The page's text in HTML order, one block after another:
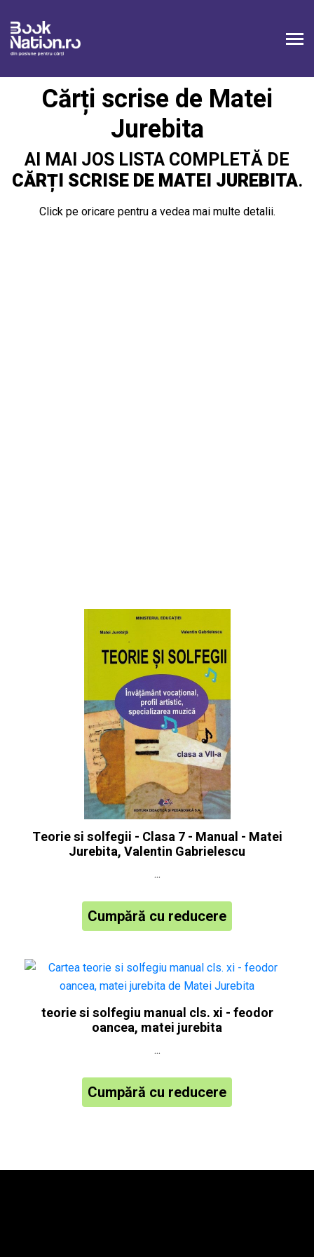
Cărți scrise de Matei
Jurebita
AI MAI JOS LISTA COMPLETĂ DE
CĂRȚI SCRISE DE MATEI JUREBITA.
Click pe oricare pentru a vedea mai multe detalii.
Teorie si solfegii - Clasa 7 - Manual - Matei
Jurebita, Valentin Gabrielescu
...
Cumpără cu reducere
teorie si solfegiu manual cls. xi - feodor
oancea, matei jurebita
...
Cumpără cu reducere